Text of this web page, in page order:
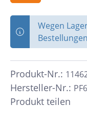
Wegen
Hersteller-Nr.:
Produkt-Nr.:
Produkt teilen